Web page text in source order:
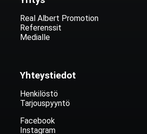
Real Albert Promotion
Referenssit
Medialle
Yhteystiedot
Henkilöstö
Tarjouspyyntö
Facebook
Instagram